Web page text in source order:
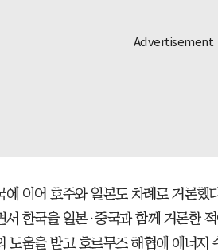
에 이어 호주와 일본도 차례로 거론했
서 한국을 일본·중국과 함께 거론한
도움을 받고 호르무즈 해협에 에너지